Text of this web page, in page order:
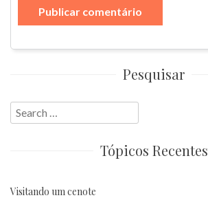
Pesquisar
Search
for:
Tópicos Recentes
Visitando um cenote